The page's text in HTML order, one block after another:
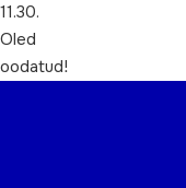
11.30.
Oled
oodatud!